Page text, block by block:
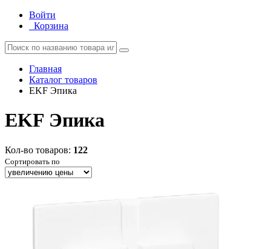
Войти
Корзина
Главная
Каталог товаров
EKF Эпика
EKF Эпика
Кол-во товаров: 122
Сортировать по